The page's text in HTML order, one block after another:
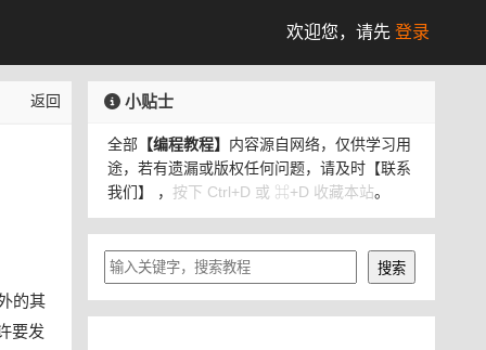
欢迎您， 请先 登录
返回
的其
要发
小贴士
全部 【编程教程】 内容源自网络，仅供学习用
途，若有遗漏或版权任何问题，请及时 【联系
我们】
， 按下 Ctrl+D 或 ⌘+D 收藏本站。